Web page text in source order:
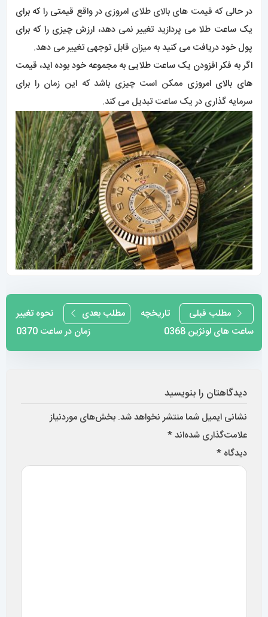
در حالی که قیمت های بالای طلای امروزی در واقع قیمتی را که برای
یک ساعت طلا می پردازید تغییر نمی دهد، ارزش چیزی را که برای
پول خود دریافت می کنیدبه میزان قابل توجهی تغییر می دهد.
اگر به فکر افزودن یک ساعت طلایی به مجموعه خود بوده اید، قیمت
های بالای امروزی ممکن است چیزی باشد که این زمان را برای
سرمایه گذاری در یک ساعت تبدیل می کند.
راهبری
نوشته
مطلب قبلی
تاریخچه
ساعت های لونژین 0368
مطلب بعدی
نحوه تغییر
زمان در ساعت 0370
دیدگاهتان را بنویسید
نشانی ایمیل شما منتشر نخواهد شد. بخش‌های موردنیاز
علامت‌گذاری شده‌اند*
دیدگاه *